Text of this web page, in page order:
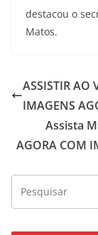
destacou o
Matos.
ASSISTIR
IMAGENS
Assista
AGORA COM